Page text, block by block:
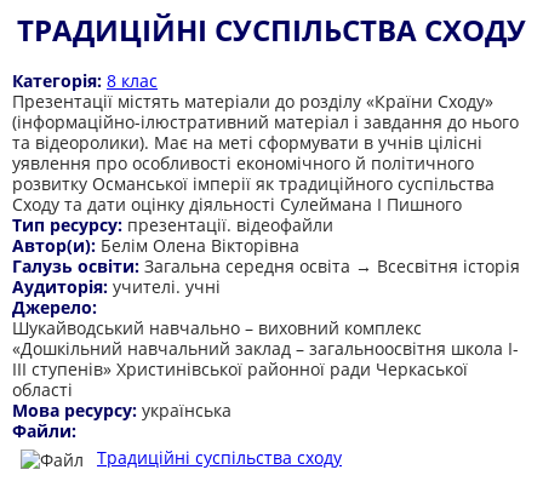
ТРАДИЦІЙНІ СУСПІЛЬСТВА СХОДУ
Категорія: 8 клас
Презентації містять матеріали до розділу «Країни Сходу»
(інформаційно-ілюстративний матеріал і завдання до нього
та відеоролики). Має на меті сформувати в учнів цілісні
уявлення про особливості економічного й політичного
розвитку Османської імперії як традиційного суспільства
Сходу та дати оцінку діяльності Сулеймана І Пишного
Тип ресурсу: презентації. відеофайли
Автор(и): Белім Олена Вікторівна
Галузь освіти: Загальна середня освіта → Всесвітня історія
Аудиторія: учителі. учні
Джерело:
Шукайводський навчально – виховний комплекс
«Дошкільний навчальний заклад – загальноосвітня школа І-
ІІІ ступенів» Христинівської районної ради Черкаської
області
Мова ресурсу: українська
Файли:
Традиційні суспільства сходу